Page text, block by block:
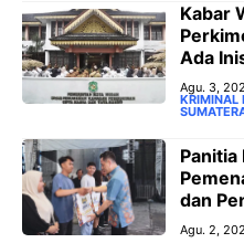
‎Kabar
Ada
Agu. 3,
KRIMINAL
Panitia
dan
Agu. 2,